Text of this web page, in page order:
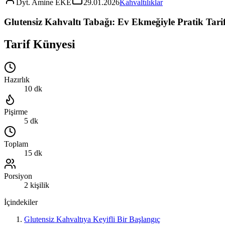
Dyt. Amine EKE 29.01.2026Kahvaltılıklar
Glutensiz Kahvaltı Tabağı: Ev Ekmeğiyle Pratik
Tarif Künyesi
Hazırlık
10 dk
Pişirme
5 dk
Toplam
15 dk
Porsiyon
2 kişilik
İçindekiler
Glutensiz Kahvaltıya Keyifli Bir Başlangıç